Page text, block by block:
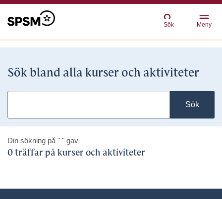
Sök Meny
Sök bland alla kurser och aktiviteter
Sök
Din sökning på " " gav
0 träffar på kurser och aktiviteter